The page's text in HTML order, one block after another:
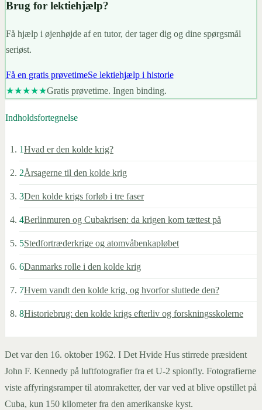
Brug for lektiehjælp?
Få hjælp i øjenhøjde af en tutor, der tager dig og dine spørgsmål
seriøst.
Få en gratis prøvetimeSe lektiehjælp i historie
★★★★★Gratis prøvetime. Ingen binding.
Indholdsfortegnelse
1Hvad er den kolde krig?
2Årsagerne til den kolde krig
3Den kolde krigs forløb i tre faser
4Berlinmuren og Cubakrisen: da krigen kom tættest på
5Stedfortræderkrige og atomvåbenkapløbet
6Danmarks rolle i den kolde krig
7Hvem vandt den kolde krig, og hvorfor sluttede den?
8Historiebrug: den kolde krigs efterliv og forskningsskolerne
Det var den 16. oktober 1962. I Det Hvide Hus stirrede præsident
John F. Kennedy på luftfotografier fra et U-2 spionfly. Fotografierne
viste affyringsramper til atomraketter, der var ved at blive opstillet på
Cuba, kun 150 kilometer fra den amerikanske kyst.